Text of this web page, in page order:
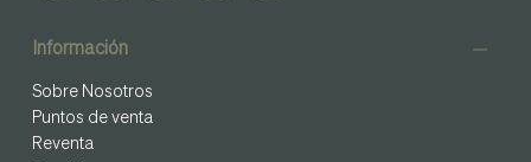
Información
Sobre Nosotros
Puntos de venta
Reventa